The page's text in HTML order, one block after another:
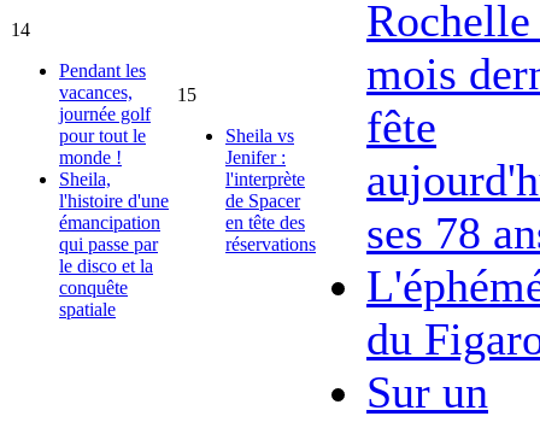
14
Pendant les
vacances,
journée golf
pour tout le
monde !
Sheila,
l'histoire d'une
émancipation
qui passe par
le disco et la
conquête
spatiale
15
Sheila vs
Jenifer :
l'interprète
de Spacer
en tête des
réservations
mois
fête
ses 78
du
Sur un